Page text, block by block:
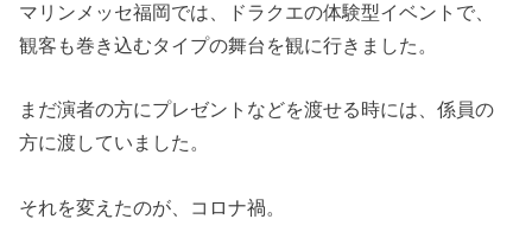
マリンメッセ福岡では、ドラクエの体験型イベントで、
観客も巻き込むタイプの舞台を観に行きました。
まだ演者の方にプレゼントなどを渡せる時には、係員の
方に渡していました。
それを変えたのが、コロナ禍。